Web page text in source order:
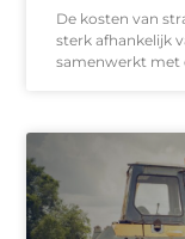
De kosten van
sterk afhankelijk
samenwerkt met